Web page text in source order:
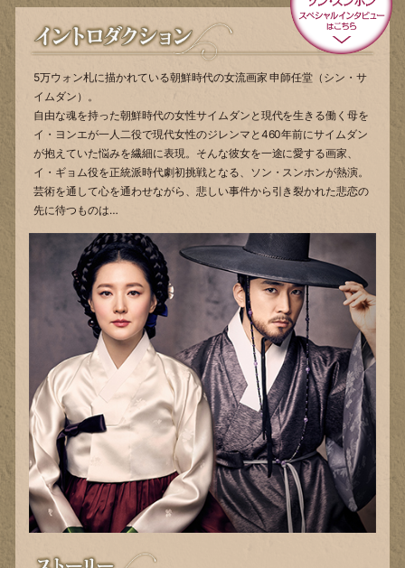
5万ウォン札に描かれている朝鮮時代の女流画家 申師任堂（シン・サ
イムダン）。
自由な魂を持った朝鮮時代の女性サイムダンと現代を生きる働く母を
イ・ヨンエが一人二役で現代女性のジレンマと460年前にサイムダン
が抱えていた悩みを繊細に表現。そんな彼女を一途に愛する画家、
イ・ギョム役を正統派時代劇初挑戦となる、ソン・スンホンが熱演。
芸術を通して心を通わせながら、悲しい事件から引き裂かれた悲恋の
先に待つものは…